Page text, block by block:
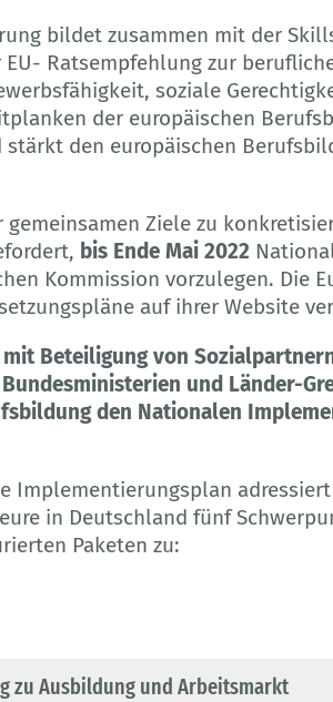
bildet zusammen mit der
EU- Ratsempfehlung zur
soziale
der europäischen
stärkt den europäischen
gemeinsamen Ziele zu
bis Ende Mai 2022
Kommission vorzulegen. Die
auf ihrer Website
mit Beteiligung von
und Länder-
den Nationalen
Implementierungsplan
in Deutschland fünf
Paketen zu:
zu Ausbildung und Arbeitsmarkt